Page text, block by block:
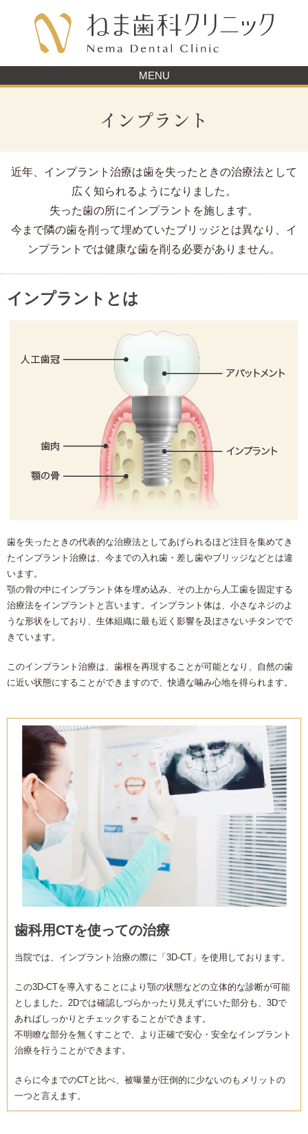
MENU
インプラント
近年、インプラント治療は歯を失ったときの治療法として
広く知られるようになりました。
失った歯の所にインプラントを施します。
今まで隣の歯を削って埋めていたブリッジとは異なり、イ
ンプラントでは健康な歯を削る必要がありません。
インプラントとは
歯を失ったときの代表的な治療法としてあげられるほど注目を集めてき
たインプラント治療は、今までの入れ歯・差し歯やブリッジなどとは違
います。
顎の骨の中にインプラント体を埋め込み、その上から人工歯を固定する
治療法をインプラントと言います。インプラント体は、小さなネジのよ
うな形状をしており、生体組織に最も近く影響を及ぼさないチタンでで
きています。
このインプラント治療は、歯根を再現することが可能となり、自然の歯
に近い状態にすることができますので、快適な噛み心地を得られます。
歯科用CTを使っての治療
当院では、インプラント治療の際に「3D-CT」を使用しております。
この3D-CTを導入することにより顎の状態などの立体的な診断が可能
としました。2Dでは確認しづらかったり見えずにいた部分も、3Dで
あればしっかりとチェックすることができます。
不明瞭な部分を無くすことで、より正確で安心・安全なインプラント
治療を行うことができます。
さらに今までのCTと比べ、被曝量が圧倒的に少ないのもメリットの
一つと言えます。